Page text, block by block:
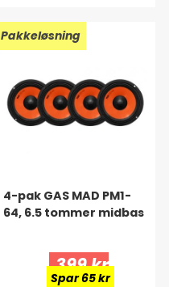
Pakkeløsning
4-pak GAS MAD PM1-
64, 6.5 tommer midbas
399 kr
Spar 65 kr